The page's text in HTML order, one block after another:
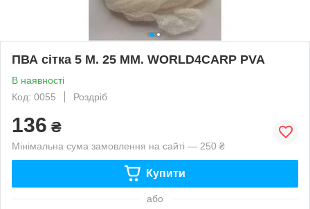
ПВА сітка 5 М. 25 ММ. WORLD4CARP PVA
В наявності
Код: 0055
Роздріб
136 ₴
Мінімальна сума замовлення на сайті — 250 ₴
Купити
або